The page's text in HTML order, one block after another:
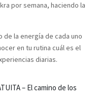
por semana, haciendo la
de la energía de cada uno
en tu rutina cuál es el
diarias.
– El camino de los